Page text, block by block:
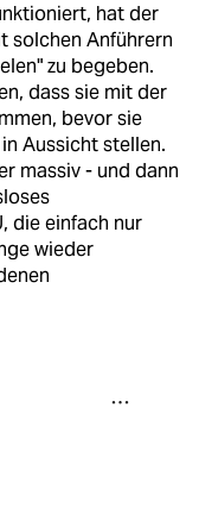
hat der
solchen Anführern
zu begeben.
dass sie mit der
bevor sie
Aussicht stellen.
massiv - und dann
die einfach nur
wieder